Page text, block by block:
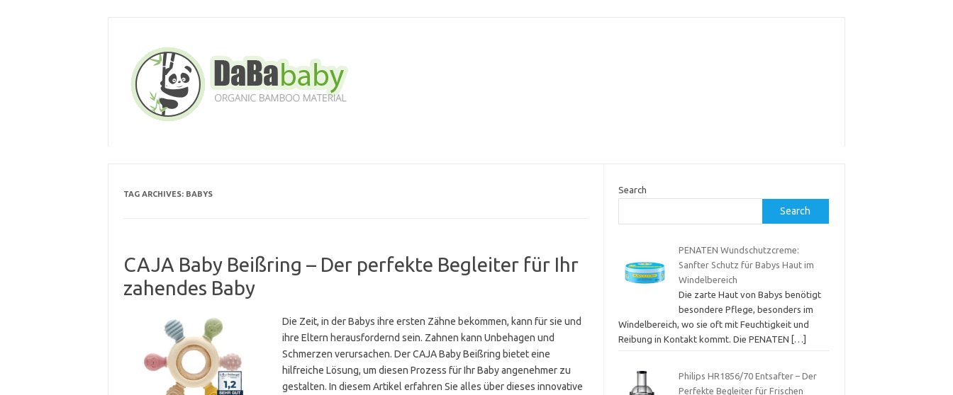
TAG ARCHIVES: BABYS
CAJA Baby Beißring – Der perfekte Begleiter für Ihr
zahendes Baby
Die Zeit, in der Babys ihre ersten Zähne bekommen, kann für sie und
ihre Eltern herausfordernd sein. Zahnen kann Unbehagen und
Schmerzen verursachen. Der CAJA Baby Beißring bietet eine
hilfreiche Lösung, um diesen Prozess für Ihr Baby angenehmer zu
gestalten. In diesem Artikel erfahren Sie alles über dieses innovative
Search
Search
PENATEN Wundschutzcreme:
Sanfter Schutz für Babys Haut im
Windelbereich
Die zarte Haut von Babys benötigt
besondere Pflege, besonders im
Windelbereich, wo sie oft mit Feuchtigkeit und
Reibung in Kontakt kommt. Die PENATEN
[…]
Philips HR1856/70 Entsafter – Der
Perfekte Begleiter für Frischen